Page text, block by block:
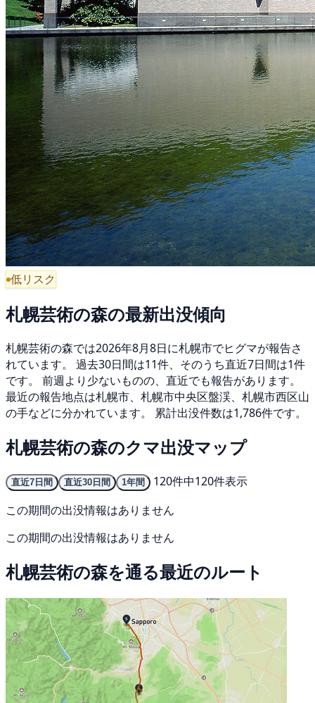
低リスク
札幌芸術の森の最新出没傾向
札幌芸術の森では2026年8月8日に札幌市でヒグマが報告さ
れています。 過去30日間は11件、そのうち直近7日間は1件
です。 前週より少ないものの、直近でも報告があります。
最近の報告地点は札幌市、札幌市中央区盤渓、札幌市西区山
の手などに分かれています。 累計出没件数は1,786件です。
札幌芸術の森のクマ出没マップ
直近7日間 直近30日間 1年間
120件中120件表示
この期間の出没情報はありません
この期間の出没情報はありません
札幌芸術の森を通る最近のルート